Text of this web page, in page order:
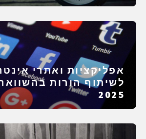
אפליקציות ואתרי
לשיתוף הורות
2025